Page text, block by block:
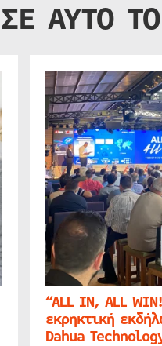
ΣΕ ΑΥΤΟ
“ALL IN, ALL
εκρηκτική
Dahua